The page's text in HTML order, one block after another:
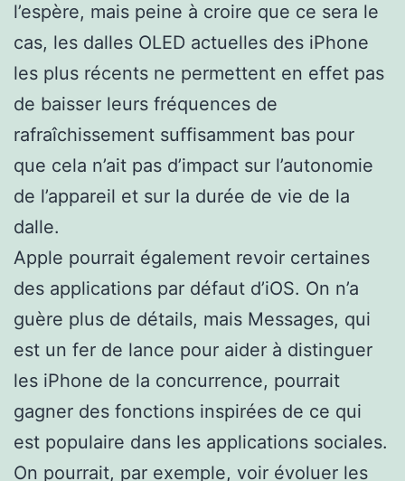
l’espère, mais peine à croire que ce sera le
cas, les dalles OLED actuelles des iPhone
les plus récents ne permettent en effet pas
de baisser leurs fréquences de
rafraîchissement suffisamment bas pour
que cela n’ait pas d’impact sur l’autonomie
de l’appareil et sur la durée de vie de la
dalle.
Apple pourrait également revoir certaines
des applications par défaut d’iOS. On n’a
guère plus de détails, mais Messages, qui
est un fer de lance pour aider à distinguer
les iPhone de la concurrence, pourrait
gagner des fonctions inspirées de ce qui
est populaire dans les applications sociales.
On pourrait, par exemple, voir évoluer les